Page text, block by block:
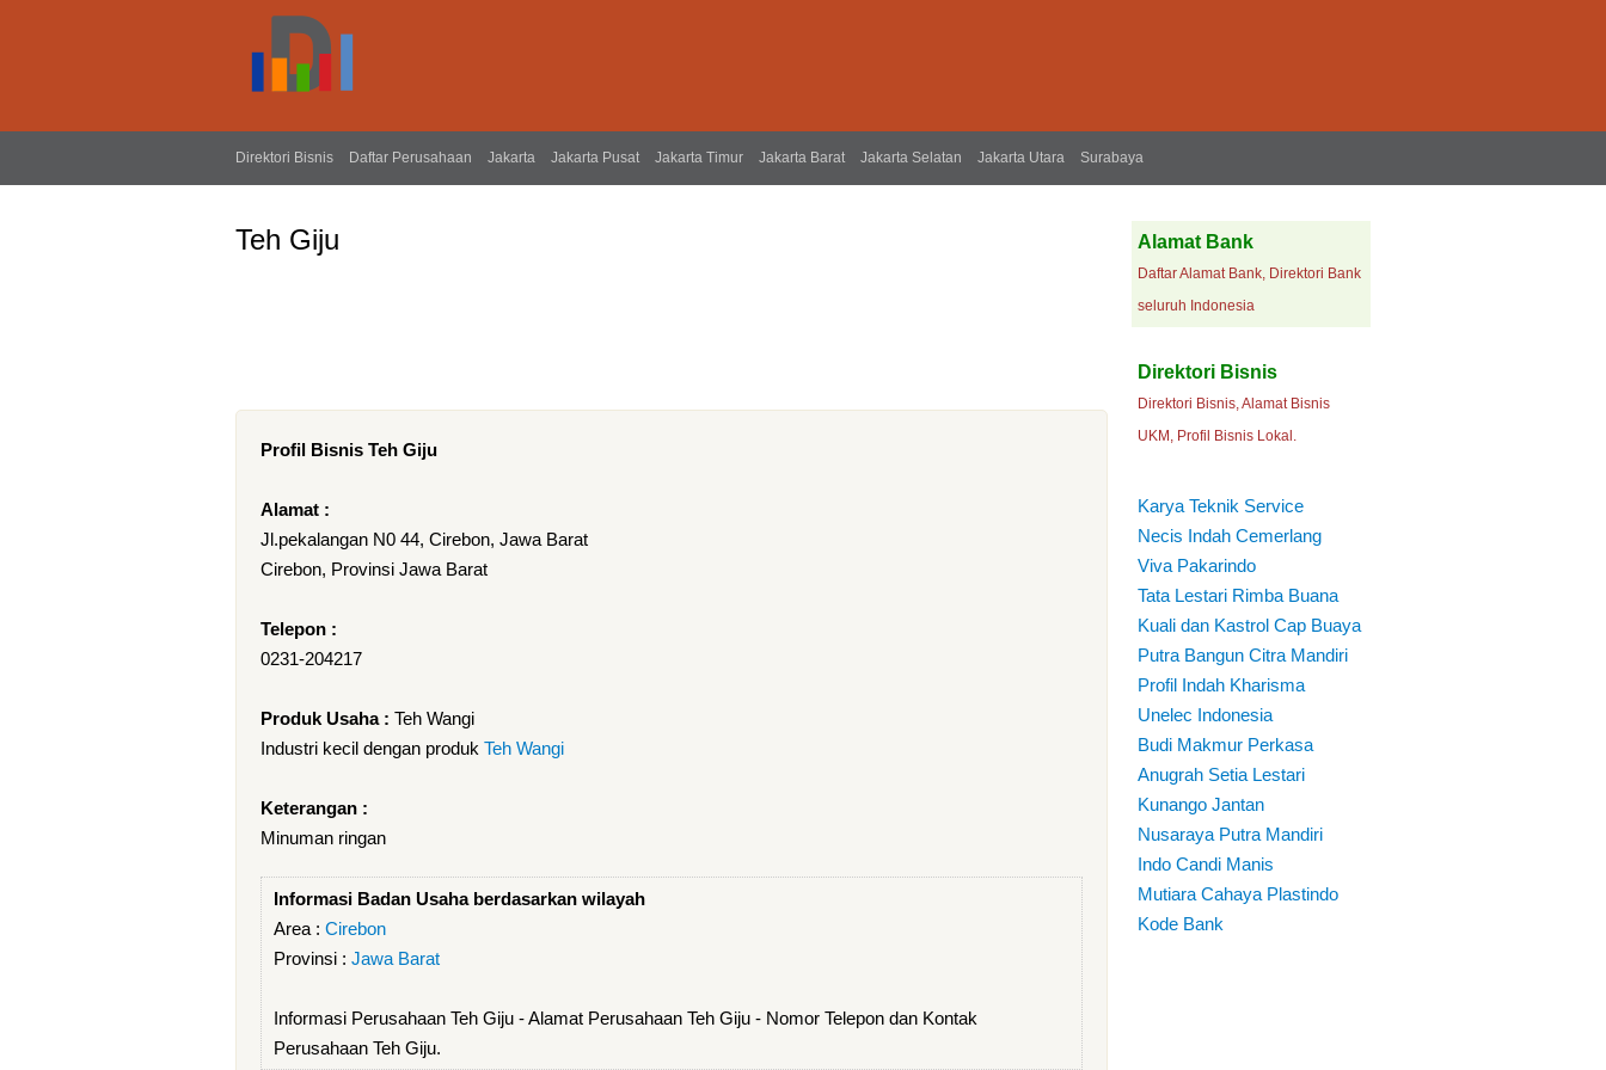
Direktori Bisnis Daftar Perusahaan Jakarta Jakarta Pusat Jakarta Timur Jakarta Barat Jakarta Selatan Jakarta Utara Surabaya
Teh Giju
Profil Bisnis Teh Giju
Alamat :
Jl.pekalangan N0 44, Cirebon, Jawa Barat
Cirebon, Provinsi Jawa Barat
Telepon :
0231-204217
Produk Usaha : Teh Wangi
Industri kecil dengan produk Teh Wangi
Keterangan :
Minuman ringan
Informasi Badan Usaha berdasarkan wilayah
Area : Cirebon
Provinsi : Jawa Barat
Informasi Perusahaan Teh Giju - Alamat Perusahaan Teh Giju - Nomor Telepon dan Kontak
Perusahaan Teh Giju.
Alamat Bank
Daftar Alamat Bank, Direktori Bank
seluruh Indonesia
Direktori Bisnis
Direktori Bisnis, Alamat Bisnis
UKM, Profil Bisnis Lokal.
Karya Teknik Service
Necis Indah Cemerlang
Viva Pakarindo
Tata Lestari Rimba Buana
Kuali dan Kastrol Cap Buaya
Putra Bangun Citra Mandiri
Profil Indah Kharisma
Unelec Indonesia
Budi Makmur Perkasa
Anugrah Setia Lestari
Kunango Jantan
Nusaraya Putra Mandiri
Indo Candi Manis
Mutiara Cahaya Plastindo
Kode Bank